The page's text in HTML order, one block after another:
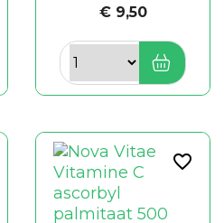
€ 9,50
favorite_border